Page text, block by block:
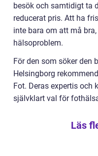
besök och samtidigt ta
reducerat pris. Att ha
inte bara om att må
hälsoproblem.
För den som söker den
Helsingborg
Fot. Deras expertis och
självklart val för
Läs